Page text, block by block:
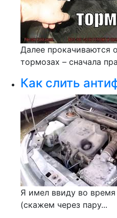
Далее прокачиваются
тормозах – сначала
Как слить
Я имел ввиду во
(скажем через пару...